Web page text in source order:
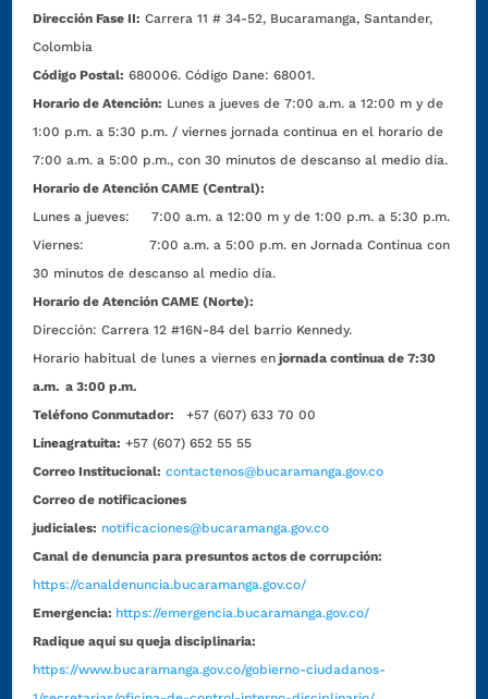
Dirección Fase II: Carrera 11 # 34-52, Bucaramanga, Santander,
Colombia
Código Postal: 680006. Código Dane: 68001.
Horario de Atención: Lunes a jueves de 7:00 a.m. a 12:00 m y de
1:00 p.m. a 5:30 p.m. / viernes jornada continua en el horario de
7:00 a.m. a 5:00 p.m., con 30 minutos de descanso al medio día.
Horario de Atención CAME (Central):
Lunes a jueves: 7:00 a.m. a 12:00 m y de 1:00 p.m. a 5:30 p.m.
Viernes: 7:00 a.m. a 5:00 p.m. en Jornada Continua con
30 minutos de descanso al medio día.
Horario de Atención CAME (Norte):
Dirección:Carrera 12 #16N-84 del barrio Kennedy.
Horario habitual de lunes a viernes en jornada continua de 7:30
a.m. a 3:00 p.m.
Teléfono Conmutador:
+57 (607) 633 70 00
Líneagratuita: +57 (607) 652 55 55
Correo Institucional: contactenos@bucaramanga.gov.co
Correo de notificaciones
judiciales: notificaciones@bucaramanga.gov.co
Canal de denuncia para presuntos actos de corrupción:
https://canaldenuncia.bucaramanga.gov.co/
Emergencia: https://emergencia.bucaramanga.gov.co/
Radique aquí su queja disciplinaria:
https://www.bucaramanga.gov.co/gobierno-ciudadanos-